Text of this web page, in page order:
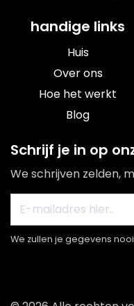
handige links
Huis
Over ons
Hoe het werkt
Blog
Schrijf je in op
We schrijven zelden,
We zullen je gegevens